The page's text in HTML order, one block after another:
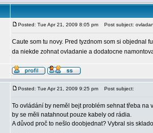
Posted: Tue Apr 21, 2009 8:05 pm Post subject:
Caute som tu novy. Pred tyzdnom som si objednal
da niekde zohnat ovladanie a dodatocne
Posted: Tue Apr 21, 2009 9:25 pm Post subject:
To ovládání by neměl bejt problém sehnat třeba na
by se měli natahnout pouze kabely od rádia.
A důvod proč to nešlo doobjednat? Vybral sis